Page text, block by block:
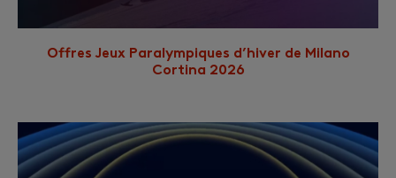
Offres Jeux Paralympiques d’hiver de Milano
Cortina 2026